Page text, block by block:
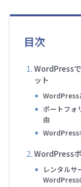
目次
WordPress
ット
WordPress
ポートフォ
由
WordPress
WordPress
レンタルサ
WordPress